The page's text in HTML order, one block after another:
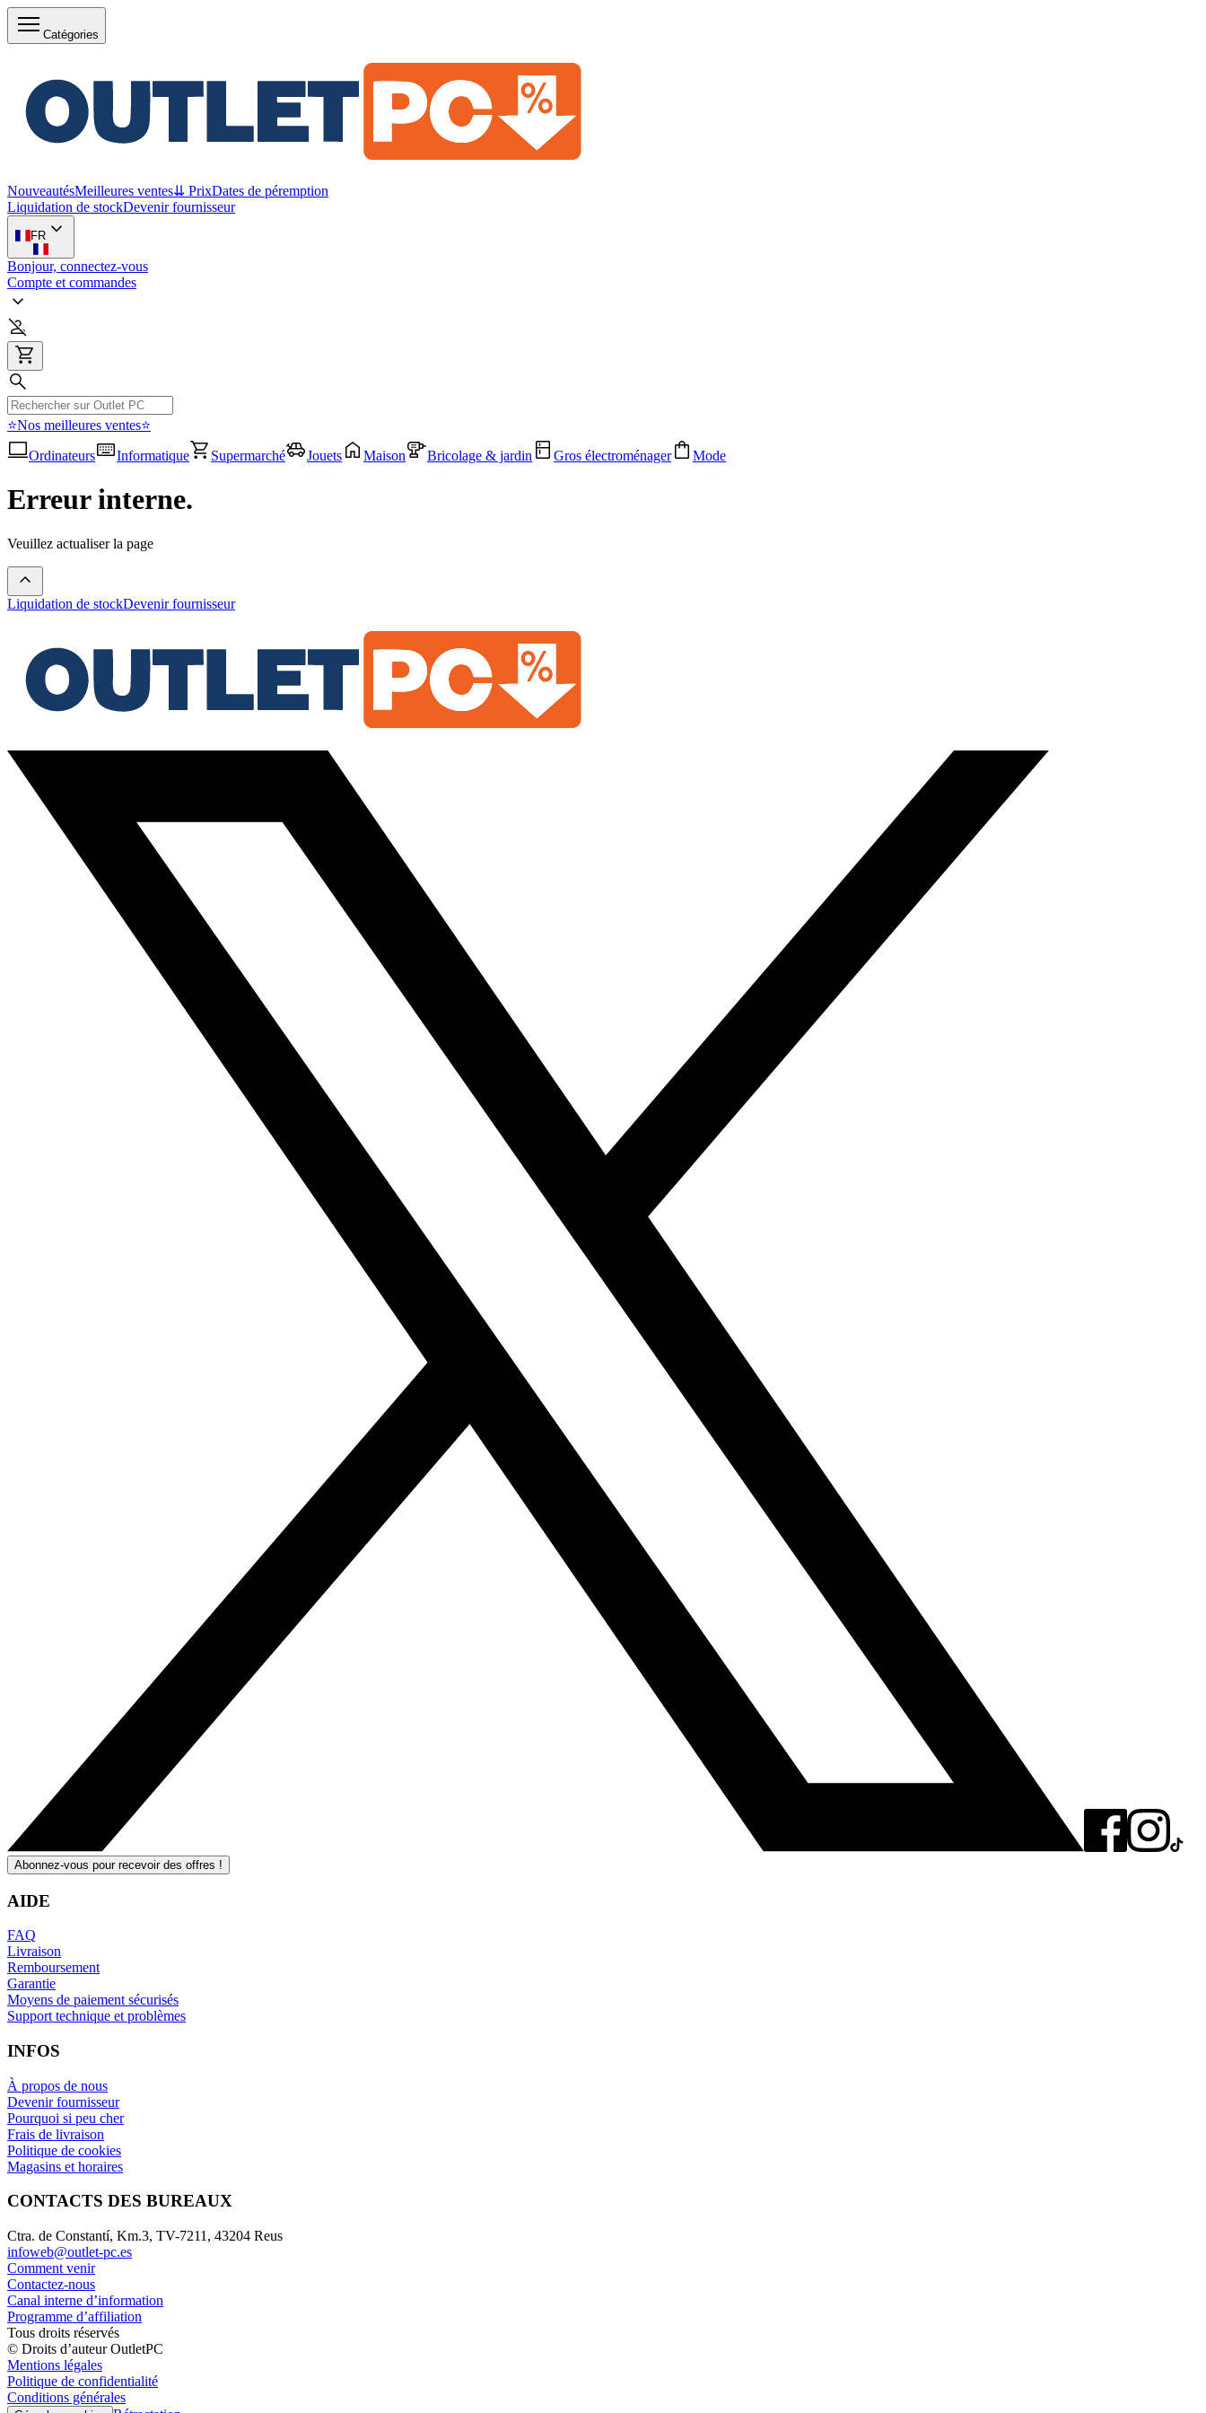
Catégories
NouveautésMeilleures ventes⇊ PrixDates de péremption
Liquidation de stockDevenir fournisseur
FR
Bonjour, connectez-vous
Compte et commandes
⭐Nos meilleures ventes⭐
Ordinateurs
Informatique Supermarché Jouets Maison Bricolage & jardin Gros électroménager Mode
Erreur interne.
Veuillez actualiser la page
Liquidation de stockDevenir fournisseur
Abonnez-vous pour recevoir des offres !
AIDE
FAQ
Livraison
Remboursement
Garantie
Moyens de paiement sécurisés
Support technique et problèmes
INFOS
À propos de nous
Devenir fournisseur
Pourquoi si peu cher
Frais de livraison
Politique de cookies
Magasins et horaires
CONTACTS DES BUREAUX
Ctra. de Constantí, Km.3, TV-7211, 43204 Reus
infoweb@outlet-pc.es
Comment venir
Contactez-nous
Canal interne d’information
Programme d’affiliation
Tous droits réservés
© Droits d’auteur OutletPC
Mentions légales
Politique de confidentialité
Conditions générales